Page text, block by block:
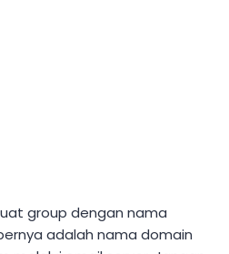
group dengan nama
adalah nama domain